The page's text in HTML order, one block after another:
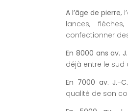
A l’âge de pierre,
lances,
confectionner
En 8000 ans av.
déjà entre le sud
En 7000 av. J.-C.
qualité de son